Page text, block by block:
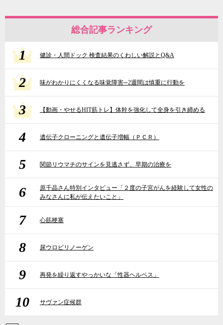
総合記事ランキング
1 健診・人間ドック 検査結果のくわしい解説とQ&A
2 味がわかりにくくなる味覚障害─2週間は慎重に行動を
3 【動画・やせるHIT筋トレ】体幹を強化して全身を引き締める
4 遺伝子クローニングと遺伝子増幅（ＰＣＲ）
5 関節リウマチのサインを見逃さず、早期の治療を
6
原千晶さん特別インタビュー「２度の子宮がんを経験して女性の
みなさんに私が伝えたいこと」
7 心筋梗塞
8 尿ウロビリノーゲン
9 再発を繰り返すやっかいな「性器ヘルペス」
10 サヴァン症候群